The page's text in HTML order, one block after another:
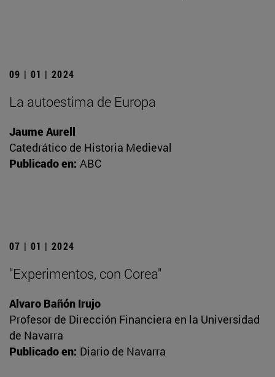
09 | 01 | 2024
La autoestima de Europa
Jaume Aurell
Catedrático de Historia Medieval
Publicado en: ABC
07 | 01 | 2024
"Experimentos, con Corea"
Alvaro Bañón Irujo
Profesor de Dirección Financiera en la Universidad
de Navarra
Publicado en: Diario de Navarra